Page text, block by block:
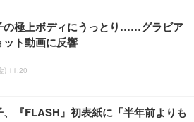
の極上ボディにうっとり……グラビア
ット動画に反響
) 11:20
、『FLASH』初表紙に「半年前よりも